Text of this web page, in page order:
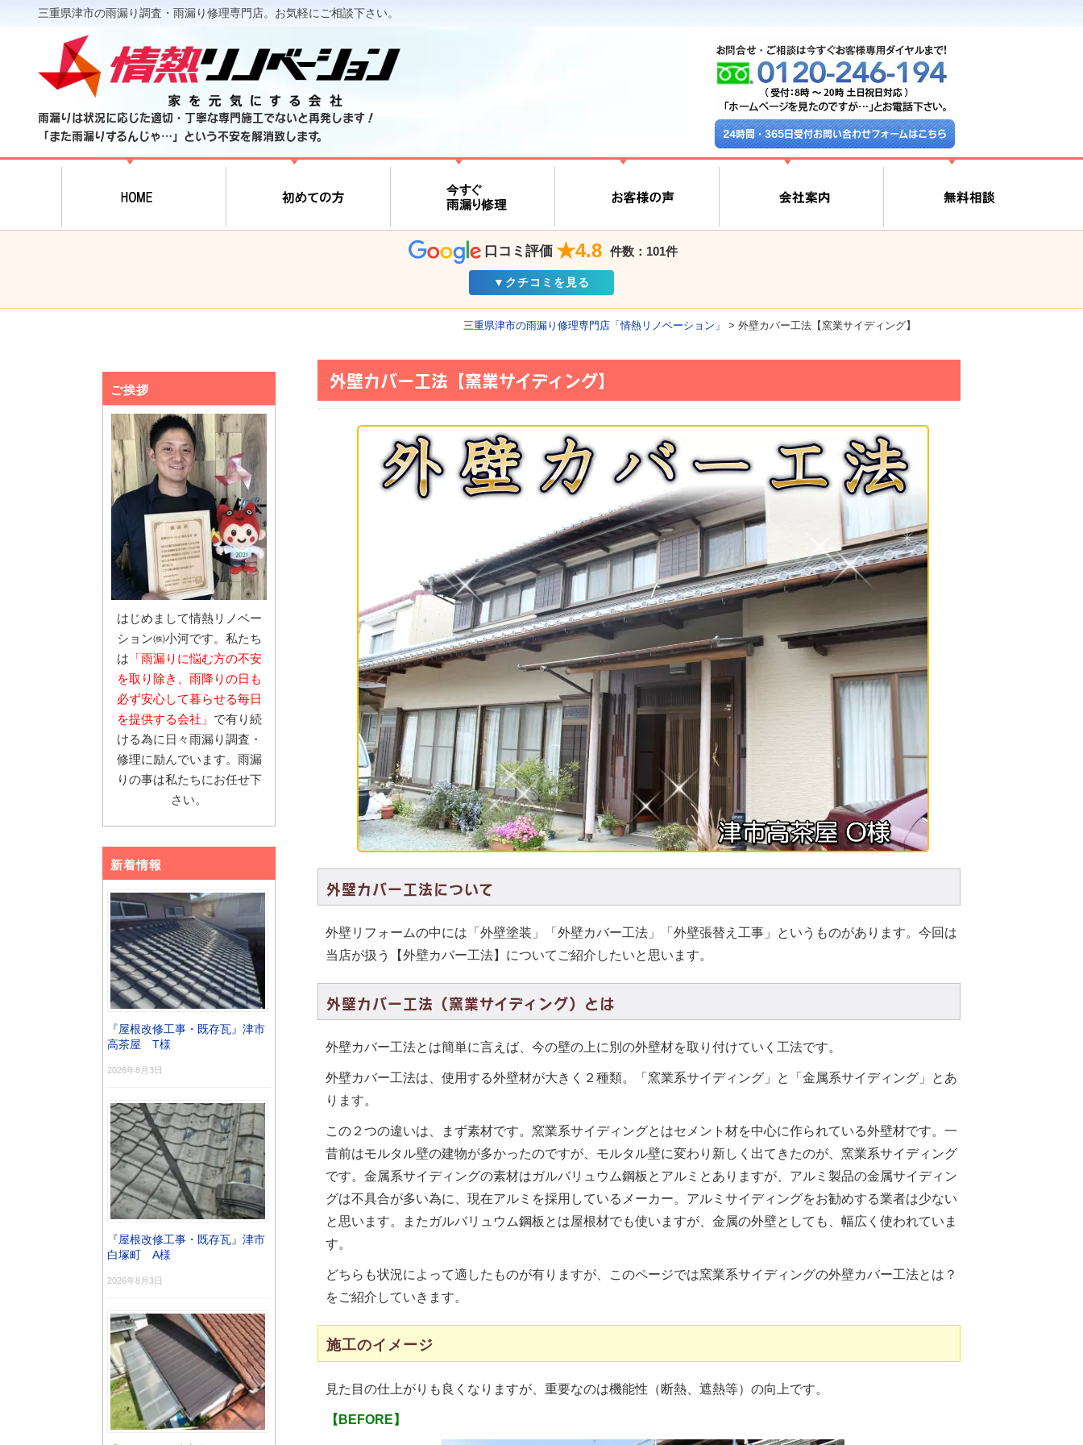
三重県津市の雨漏り調査・雨漏り修理専門店。お気軽にご相談下さい。
雨漏りは状況に応じた適切・丁寧な専門施工でないと再発します！
「また雨漏りするんじゃ…」という不安を解消致します。
24時間・365日受付お問い合わせフォームはこちら
口コミ評価 ★4.8 件数：101件
▼クチコミを見る
三重県津市の雨漏り修理専門店「情熱リノベーション」 > 外壁カバー工法【窯業サイディング】
外壁カバー工法【窯業サイディング】
外壁カバー工法について
外壁リフォームの中には「外壁塗装」「外壁カバー工法」「外壁張替え工事」というものがあります。今回は
当店が扱う【外壁カバー工法】についてご紹介したいと思います。
外壁カバー工法（窯業サイディング）とは
外壁カバー工法とは簡単に言えば、今の壁の上に別の外壁材を取り付けていく工法です。
外壁カバー工法は、使用する外壁材が大きく２種類。「窯業系サイディング」と「金属系サイディング」とあ
ります。
この２つの違いは、まず素材です。窯業系サイディングとはセメント材を中心に作られている外壁材です。一
昔前はモルタル壁の建物が多かったのですが、モルタル壁に変わり新しく出てきたのが、窯業系サイディング
です。金属系サイディングの素材はガルバリュウム鋼板とアルミとありますが、アルミ製品の金属サイディン
グは不具合が多い為に、現在アルミを採用しているメーカー。アルミサイディングをお勧めする業者は少ない
と思います。またガルバリュウム鋼板とは屋根材でも使いますが、金属の外壁としても、幅広く使われていま
す。
どちらも状況によって適したものが有りますが、このページでは窯業系サイディングの外壁カバー工法とは？
をご紹介していきます。
施工のイメージ
見た目の仕上がりも良くなりますが、重要なのは機能性（断熱、遮熱等）の向上です。
【BEFORE】
ご挨拶
はじめまして情熱リノベー
ション㈱小河です。私たち
は 「雨漏りに悩む方の不安
を取り除き、雨降りの日も
必ず安心して暮らせる毎日
を提供する会社」 で有り続
ける為に日々雨漏り調査・
修理に励んでいます。雨漏
りの事は私たちにお任せ下
さい。
新着情報
『屋根改修工事・既存瓦』津市
高茶屋 T様
2026年8月3日
『屋根改修工事・既存瓦』津市
白塚町 A様
2026年8月3日